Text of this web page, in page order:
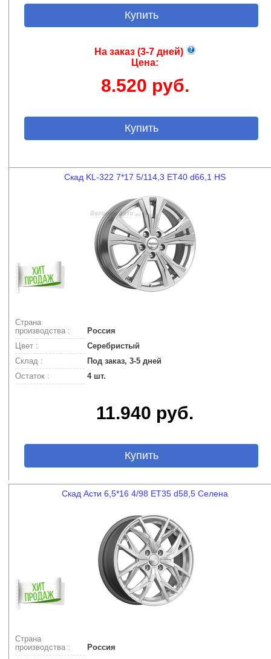
Купить
На заказ (3-7 дней)
Цена:
8.520 руб.
Купить
Скад KL-322 7*17 5/114,3 ET40 d66,1 HS
Страна
производства :
Россия
Цвет :
Серебристый
Склад :
Под заказ, 3-5 дней
Остаток :
4 шт.
11.940 руб.
Купить
Скад Асти 6,5*16 4/98 ET35 d58,5 Селена
Страна
производства :
Россия